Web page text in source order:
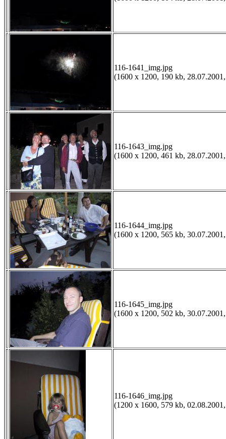
116-1641_img.jpg
(1600 x 1200, 190 kb,
116-1643_img.jpg
(1600 x 1200, 461 kb,
116-1644_img.jpg
(1600 x 1200, 565 kb,
116-1645_img.jpg
(1600 x 1200, 502 kb,
116-1646_img.jpg
(1200 x 1600, 579 kb,